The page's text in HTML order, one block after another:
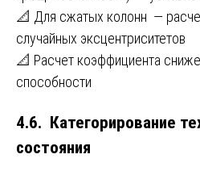
📐 Для сжатых колонн —
случайных эксцентриситетов
📐 Расчет коэффициента
способности
4.6. Категорирование
состояния